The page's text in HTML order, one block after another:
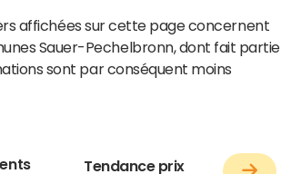
affichées sur cette page concernent
Sauer-Pechelbronn, dont fait partie
sont par conséquent moins
Tendance prix